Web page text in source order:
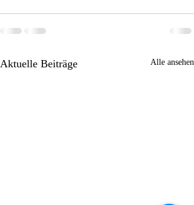
Aktuelle Beiträge Alle ansehen